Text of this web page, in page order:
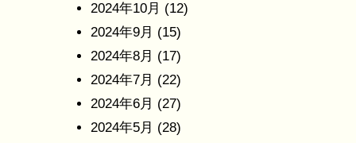
2024年10月 (12)
2024年9月 (15)
2024年8月 (17)
2024年7月 (22)
2024年6月 (27)
2024年5月 (28)